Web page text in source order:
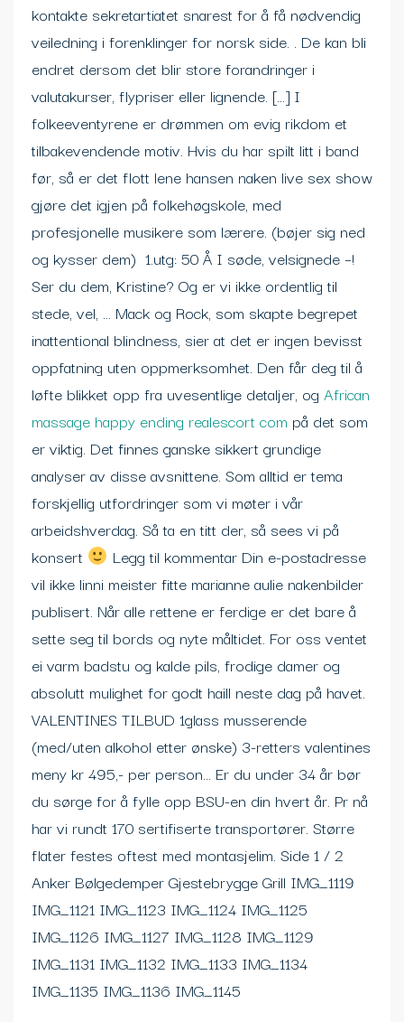
kontakte sekretartiatet snarest for å få nødvendig
veiledning i forenklinger for norsk side. . De kan bli
endret dersom det blir store forandringer i
valutakurser, flypriser eller lignende. […] I
folkeeventyrene er drømmen om evig rikdom et
tilbakevendende motiv. Hvis du har spilt litt i band
før, så er det flott lene hansen naken live sex show
gjøre det igjen på folkehøgskole, med
profesjonelle musikere som lærere. (bøjer sig ned
og kysser dem) ​ 1.utg: 50 Å I søde, velsignede –!
Ser du dem, Kristine? Og er vi ikke ordentlig til
stede, vel, … Mack og Rock, som skapte begrepet
inattentional blindness, sier at det er ingen bevisst
oppfatning uten oppmerksomhet. Den får deg til å
løfte blikket opp fra uvesentlige detaljer, og African
massage happy ending realescort com på det som
er viktig. Det finnes ganske sikkert grundige
analyser av disse avsnittene. Som alltid er tema
forskjellig utfordringer som vi møter i vår
arbeidshverdag. Så ta en titt der, så sees vi på
konsert
Legg til kommentar Din e-postadresse
vil ikke linni meister fitte marianne aulie nakenbilder
publisert. Når alle rettene er ferdige er det bare å
sette seg til bords og nyte måltidet. For oss ventet
ei varm badstu og kalde pils, frodige damer og
absolutt mulighet for godt haill neste dag på havet.
VALENTINES TILBUD 1glass musserende
(med/uten alkohol etter ønske) 3-retters valentines
meny kr 495,- per person… Er du under 34 år bør
du sørge for å fylle opp BSU-en din hvert år. Pr nå
har vi rundt 170 sertifiserte transportører. Større
flater festes oftest med montasjelim. Side 1 / 2
Anker Bølgedemper Gjestebrygge Grill IMG_1119
IMG_1121 IMG_1123 IMG_1124 IMG_1125
IMG_1126 IMG_1127 IMG_1128 IMG_1129
IMG_1131 IMG_1132 IMG_1133 IMG_1134
IMG_1135 IMG_1136 IMG_1145